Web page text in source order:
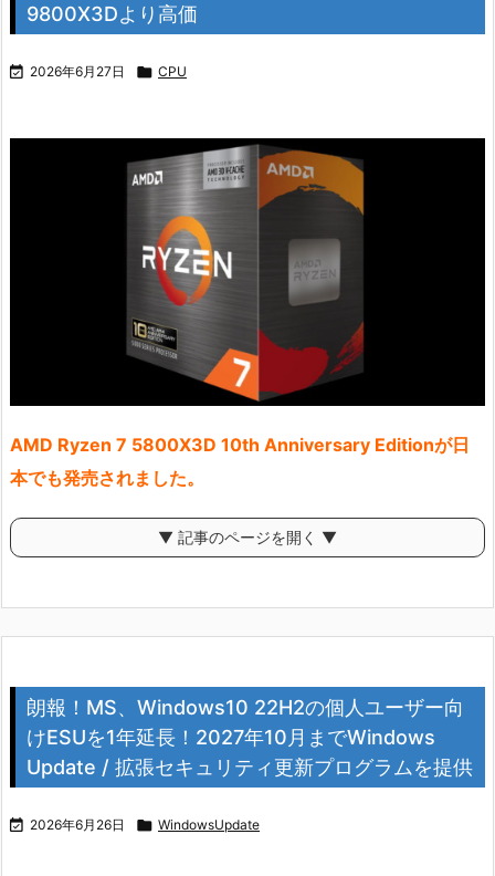
9800X3Dより高価
 2026年6月27日  CPU
AMD Ryzen 7 5800X3D 10th Anniversary Editionが日
本でも発売されました。
▼ 記事のページを開く ▼
朗報！MS、Windows10 22H2の個人ユーザー向
けESUを1年延長！2027年10月までWindows
Update / 拡張セキュリティ更新プログラムを提供
 2026年6月26日  WindowsUpdate